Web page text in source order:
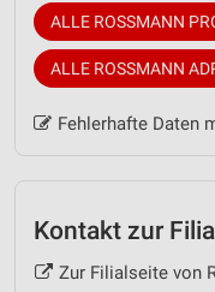
ALLE ROSSMANN
ALLE ROSSMANN
Fehlerhafte Daten
Kontakt zur
Zur Filialseite von